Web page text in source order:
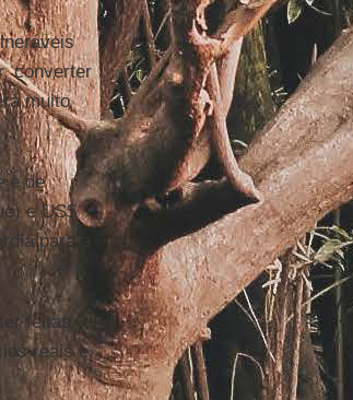
converter
muito
e de
e US$
para a
feitas
reais e